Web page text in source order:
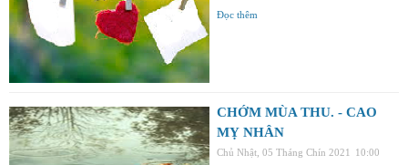
Đọc thêm
CHỚM MÙA THU. - CAO
MỴ NHÂN
Chủ Nhật, 05 Tháng Chín 2021
10:00